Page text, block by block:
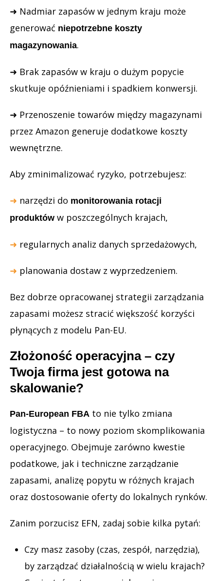
➜ Nadmiar zapasów w jednym kraju może
generować niepotrzebne koszty
magazynowania.
➜ Brak zapasów w kraju o dużym popycie
skutkuje opóźnieniami i spadkiem konwersji.
➜ Przenoszenie towarów między magazynami
przez Amazon generuje dodatkowe koszty
wewnętrzne.
Aby zminimalizować ryzyko, potrzebujesz:
➜ narzędzi do monitorowania rotacji
produktów w poszczególnych krajach,
➜ regularnych analiz danych sprzedażowych,
➜ planowania dostaw z wyprzedzeniem.
Bez dobrze opracowanej strategii zarządzania
zapasami możesz stracić większość korzyści
płynących z modelu Pan-EU.
Złożoność operacyjna – czy
Twoja firma jest gotowa na
skalowanie?
Pan-European FBA to nie tylko zmiana
logistyczna – to nowy poziom skomplikowania
operacyjnego. Obejmuje zarówno kwestie
podatkowe, jak i techniczne zarządzanie
zapasami, analizę popytu w różnych krajach
oraz dostosowanie oferty do lokalnych rynków.
Zanim porzucisz EFN, zadaj sobie kilka pytań:
Czy masz zasoby (czas, zespół, narzędzia),
by zarządzać działalnością w wielu krajach?